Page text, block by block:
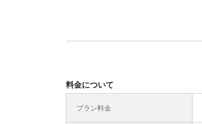
料金について
プラン料金